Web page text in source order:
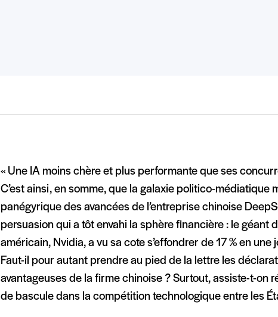
« Une IA moins chère et plus performante que ses
C’est ainsi, en somme, que la galaxie politico-médiatique
panégyrique des avancées de l’entreprise chinoise
persuasion qui a tôt envahi la sphère financière : le géant
américain, Nvidia, a vu sa cote s’effondrer de 17 % en une
Faut-il pour autant prendre au pied de la lettre les
avantageuses de la firme chinoise ? Surtout, assiste-t-on
de bascule dans la compétition technologique entre les